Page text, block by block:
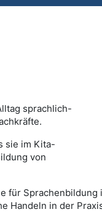
sprachlich-
sie im Kita-
von
für Sprachenbildung
Handeln in der